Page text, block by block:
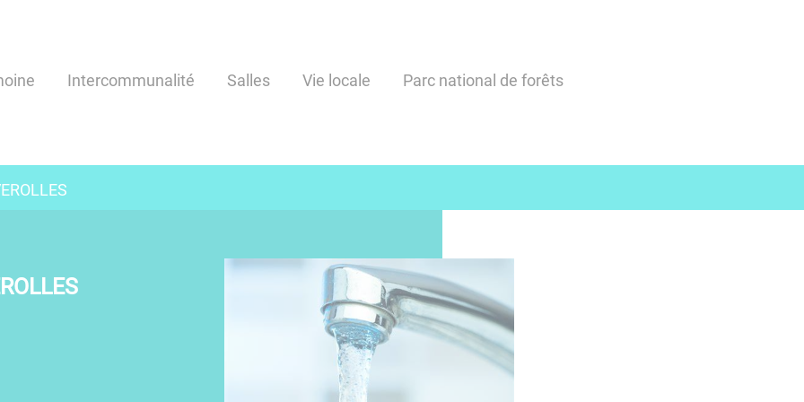
Intercommunalité Salles Vie locale Parc national de forêts